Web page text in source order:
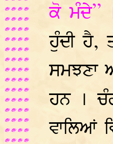
ਕੋ ਮੰਦੇ”
ਹੁੰਦੀ ਹੈ,
ਸਮਝਣਾ
ਹਨ ।
ਵਾਲਿਆਂ